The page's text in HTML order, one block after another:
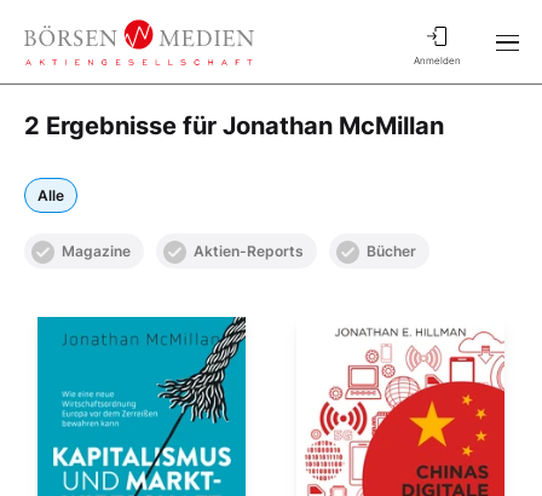
Anmelden
2 Ergebnisse für Jonathan McMillan
Alle
Magazine Aktien-Reports Bücher